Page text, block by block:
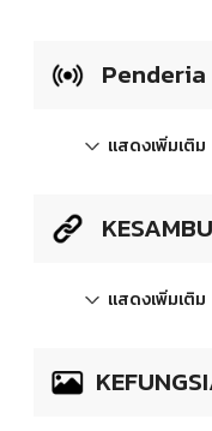
Penderia
แสดงเพิ่มเติม
แสดงเพิ่มเติม